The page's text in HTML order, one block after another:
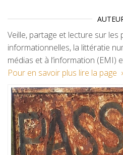
Veille, partage et lecture sur les
informationnelles, la littératie
médias et à l’information (EMI)
Pour en savoir plus lire la page